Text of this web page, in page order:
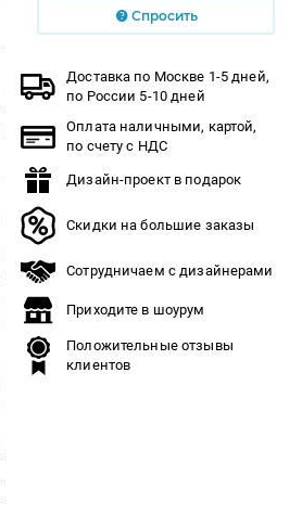
Спросить
Доставка по Москве 1-5 дней,
по России 5-10 дней
Оплата наличными, картой,
по счету с НДС
Дизайн-проект в подарок
Скидки на большие заказы
Сотрудничаем с дизайнерами
Приходите в шоурум
Положительные отзывы
клиентов